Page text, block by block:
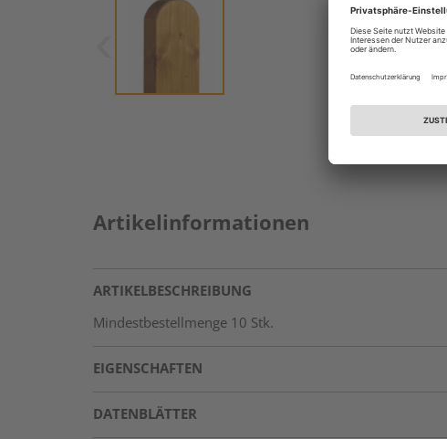
Artikelinformationen
ARTIKELBESCHREIBUNG
Mindestbestellmenge 10 Stk.
EIGENSCHAFTEN
DATENBLÄTTER